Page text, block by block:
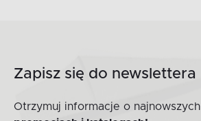
Zapisz się do newslettera
Otrzymuj informacje o najnowszych